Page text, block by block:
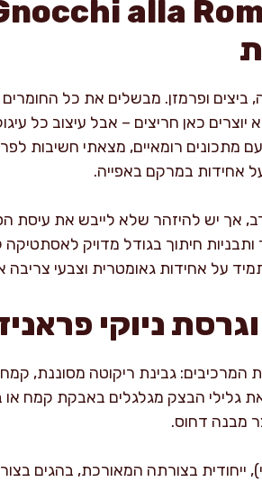
ביצים ופרמזן. מבשלים את כל
כאן חריצים – אבל עיצוב כל עיגול
מתכונים רומאיים, מצאתי חשיבות
אחידות במרקם באפייה.
רב, אך יש להיזהר שלא לייבש את
חיתוך בגודל מדויק
על אחידות גאומטרית וצבעי
ניוקי
המרכיבים: גבינת ריקוטה מסוננת,
את גלילי הבצק מגלגלים באבקת קמח
מבנה דחוס.
ייחודית בצורתה המאורכת, בהגים